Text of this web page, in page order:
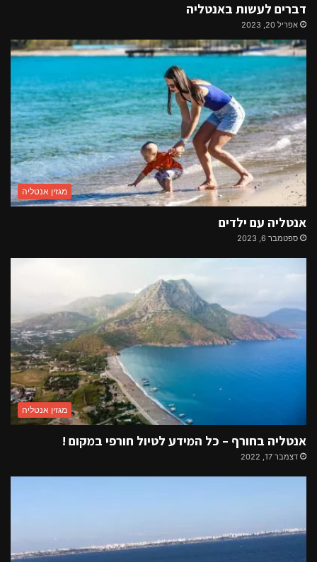
דברים לעשות באנטליה
אפריל 20, 2023
מגזין אנטליה
אנטליה עם ילדים
ספטמבר 6, 2023
מגזין אנטליה
אנטליה בחורף – כל המידע לטיול חורפי במקום !
דצמבר 17, 2022